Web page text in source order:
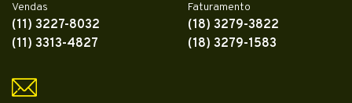
Vendas
(11) 3227-8032
(11) 3313-4827
Faturamento
(18) 3279-3822
(18) 3279-1583